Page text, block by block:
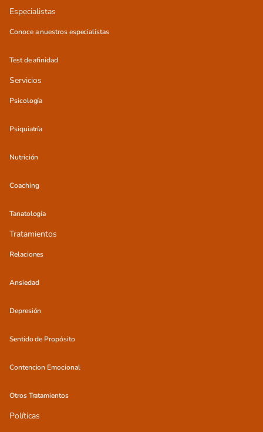
Especialistas
Conoce a nuestros especialistas
Test de afinidad
Servicios
Psicología
Psiquiatría
Nutrición
Coaching
Tanatología
Tratamientos
Relaciones
Ansiedad
Depresión
Sentido de Propósito
Contencion Emocional
Otros Tratamientos
Políticas